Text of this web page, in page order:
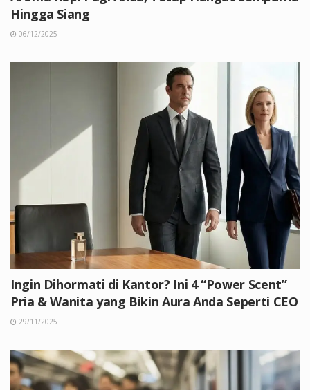
Hingga Siang
06/12/2025
Ingin Dihormati di Kantor? Ini 4 “Power Scent”
Pria & Wanita yang Bikin Aura Anda Seperti CEO
29/11/2025